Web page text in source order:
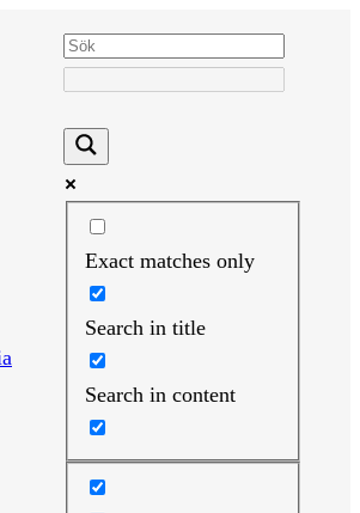
Exact matches only
Search in title
Search in content